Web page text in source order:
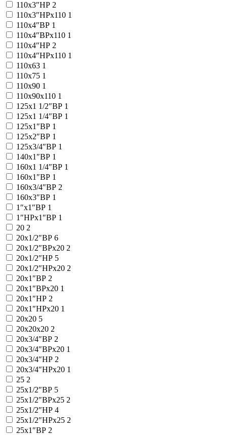
110x3″НР 2
110x3″НРx110 1
110x4″ВР 1
110x4″ВРx110 1
110x4″НР 2
110x4″НРx110 1
110x63 1
110x75 1
110x90 1
110x90x110 1
125x1 1/2″ВР 1
125x1 1/4″ВР 1
125x1″ВР 1
125x2″ВР 1
125x3/4″ВР 1
140x1″ВР 1
160x1 1/4″ВР 1
160x1″ВР 1
160x3/4″ВР 2
160x3″ВР 1
1″x1″ВР 1
1″НРx1″ВР 1
20 2
20x1/2″ВР 6
20x1/2″ВРx20 2
20x1/2″НР 5
20x1/2″НРx20 2
20x1″ВР 2
20x1″ВРx20 1
20x1″НР 2
20x1″НРx20 1
20x20 5
20x20x20 2
20x3/4″ВР 2
20x3/4″ВРx20 1
20x3/4″НР 2
20x3/4″НРx20 1
25 2
25x1/2″ВР 5
25x1/2″ВРx25 2
25x1/2″НР 4
25x1/2″НРx25 2
25x1″ВР 2